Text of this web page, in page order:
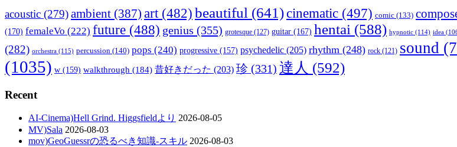
acoustic (279)ambient (387) art (482) beautiful (641)cinematic (497) comic (133)
(170) femaleVo (222) future (488) genius (355) grotesque (127) guitar (167) hentai (588) hypnotic (114) idea
(282) orchestra (115) percussion (140) pops (240) progressive (157) psychedelic (205) rhythm (248) rock (121) sound
(1035) w (159) walkthrough (184) 昔好きだった (203) 珍 (331) 達人 (592)
Recent
AI-Cinema)Hell Grind. Higgsfieldより 2026-08-05
MV)Sala 2026-08-03
mov)GeoGuessrの恐るべき知識-スキル 2026-08-03